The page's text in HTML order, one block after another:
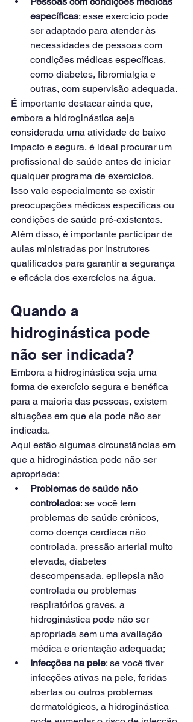
específicas: esse exercício pode
ser adaptado para atender às
necessidades de pessoas com
condições médicas específicas,
como diabetes, fibromialgia e
outras, com supervisão adequada.
É importante destacar ainda que,
embora a hidroginástica seja
considerada uma atividade de baixo
impacto e segura, é ideal procurar um
profissional de saúde antes de iniciar
qualquer programa de exercícios.
Isso vale especialmente se existir
preocupações médicas específicas ou
condições de saúde pré-existentes.
Além disso, é importante participar de
aulas ministradas por instrutores
qualificados para garantir a segurança
e eficácia dos exercícios na água.
Quando a
hidroginástica pode
não ser indicada?
Embora a hidroginástica seja uma
forma de exercício segura e benéfica
para a maioria das pessoas, existem
situações em que ela pode não ser
indicada.
Aqui estão algumas circunstâncias em
que a hidroginástica pode não ser
apropriada:
Problemas de saúde não
controlados: se você tem
problemas de saúde crônicos,
como doença cardíaca não
controlada, pressão arterial muito
elevada, diabetes
descompensada, epilepsia não
controlada ou problemas
respiratórios graves, a
hidroginástica pode não ser
apropriada sem uma avaliação
médica e orientação adequada;
Infecções na pele: se você tiver
infecções ativas na pele, feridas
abertas ou outros problemas
dermatológicos, a hidroginástica